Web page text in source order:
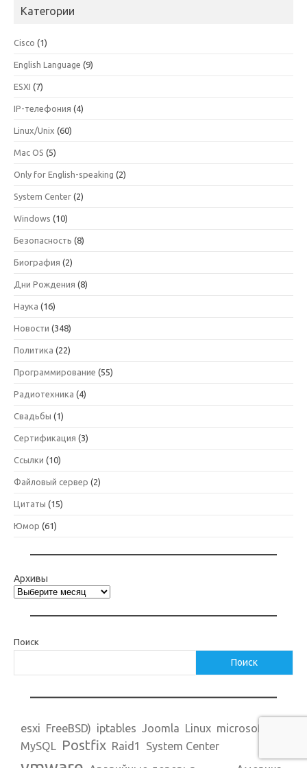
Категории
Cisco (1)
English Language (9)
ESXI (7)
IP-телефония (4)
Linux/Unix (60)
Mac OS (5)
Only for English-speaking (2)
System Center (2)
Windows (10)
Безопасность (8)
Биография (2)
Дни Рождения (8)
Наука (16)
Новости (348)
Политика (22)
Программирование (55)
Радиотехника (4)
Свадьбы (1)
Сертификация (3)
Ссылки (10)
Файловый сервер (2)
Цитаты (15)
Юмор (61)
Архивы
Поиск
Поиск
esxi FreeBSD) iptables Joomla Linux microsoft
MySQL Postfix Raid1 System Center